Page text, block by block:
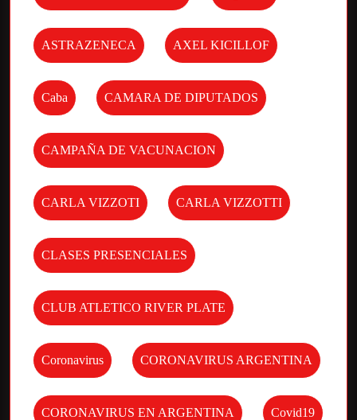
ASTRAZENECA AXEL KICILLOF
Caba CAMARA DE DIPUTADOS
CAMPAÑA DE VACUNACION
CARLA VIZZOTI CARLA VIZZOTTI
CLASES PRESENCIALES
CLUB ATLETICO RIVER PLATE
Coronavirus CORONAVIRUS ARGENTINA
CORONAVIRUS EN ARGENTINA Covid19